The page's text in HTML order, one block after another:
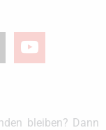
youtube
bleiben? Dann